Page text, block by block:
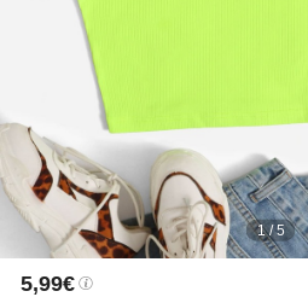
1 / 5
5,99€